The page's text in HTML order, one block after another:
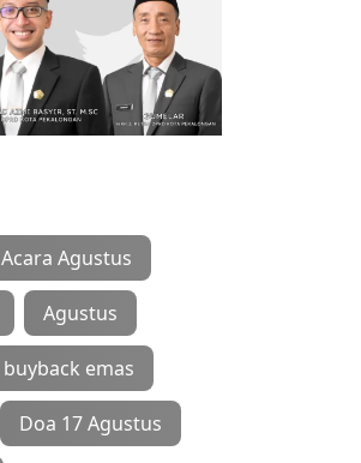
Acara Agustus
Agustus
buyback emas
Doa 17 Agustus